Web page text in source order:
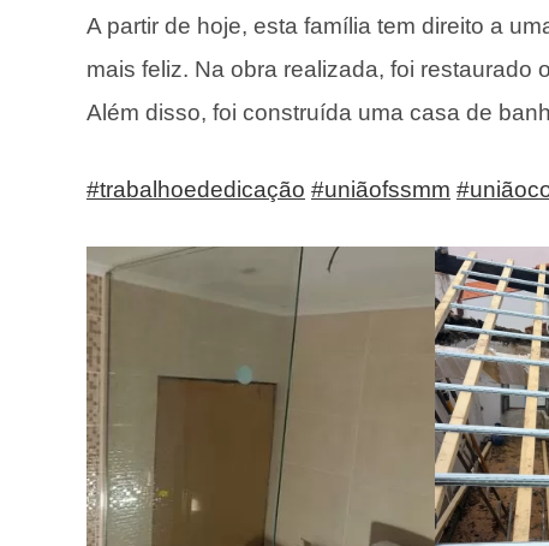
A partir de hoje, esta família tem direito a
mais feliz. Na obra realizada, foi restaurado
Além disso, foi construída uma casa de
#trabalhoededicação #uniãofssmm